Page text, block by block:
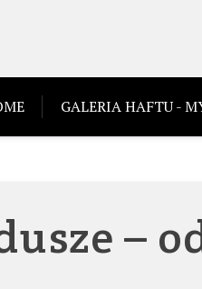
GALERIA HAFTU -
–